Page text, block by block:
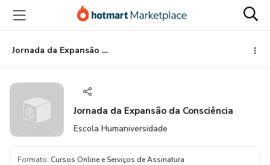
para
conteúdo
principal
para
pagamento
para
rodapé
Jornada da Expansão da Consciência
Jornada da Expansão da Consciência
Escola Humaniversidade
Formato: Cursos Online e Serviços de Assinatura